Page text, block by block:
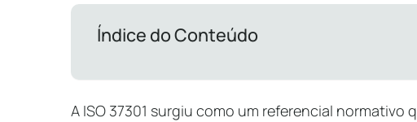
Índice do Conteúdo
A ISO 37301 surgiu como um referencial normativo